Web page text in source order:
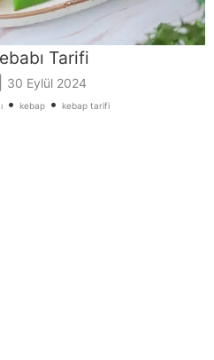
Tarifi
30 Eylül 2024
• kebap• kebap tarifi